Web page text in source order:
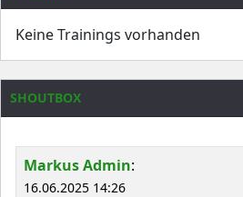
Keine Trainings vorhanden
SHOUTBOX
Markus Admin:
16.06.2025 14:26